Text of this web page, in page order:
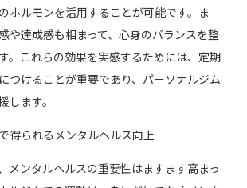
ホルモンを活用することが可能です。ま
や達成感も相まって、心身のバランスを整
。これらの効果を実感するためには、定期
つけることが重要であり、パーソナルジム
します。
得られるメンタルヘルス向上
メンタルヘルスの重要性はますます高まっ